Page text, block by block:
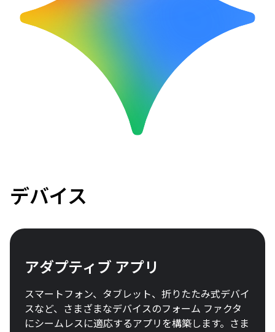
デバイス
アダプティブ アプリ
スマートフォン、タブレット、折りたたみ式デバイ
スなど、さまざまなデバイスのフォーム ファクタ
にシームレスに適応するアプリを構築します。さま